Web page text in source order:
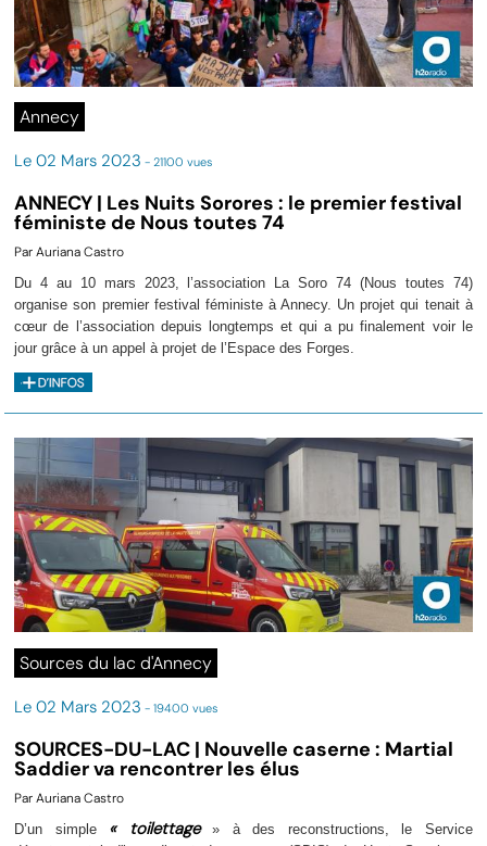
Annecy
Le 02 Mars 2023 - 21100 vues
ANNECY | Les Nuits Sorores : le premier festival
féministe de Nous toutes 74
Par Auriana Castro
Du 4 au 10 mars 2023, l’association La Soro 74 (Nous toutes 74)
organise son premier festival féministe à Annecy. Un projet qui tenait à
cœur de l’association depuis longtemps et qui a pu finalement voir le
jour grâce à un appel à projet de l’Espace des Forges.
Sources du lac d'Annecy
Le 02 Mars 2023 - 19400 vues
SOURCES-DU-LAC | Nouvelle caserne : Martial
Saddier va rencontrer les élus
Par Auriana Castro
D’un simple « toilettage» à des reconstructions, le Service